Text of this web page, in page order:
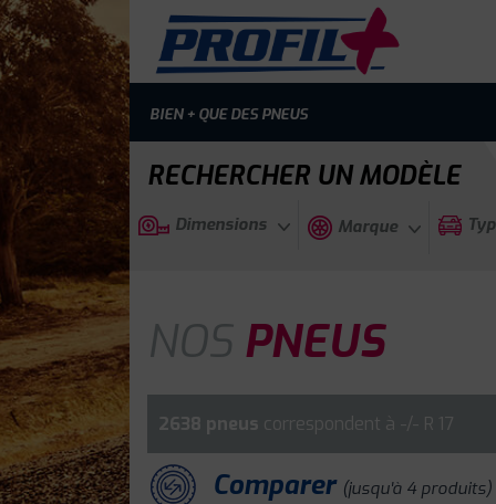
BIEN + QUE DES PNEUS
RECHERCHER UN MODÈLE
Dimensions Marque
NOS PNEUS
2638 pneus correspondent à -/- R 17
Comparer (jusqu'à 4 produits)